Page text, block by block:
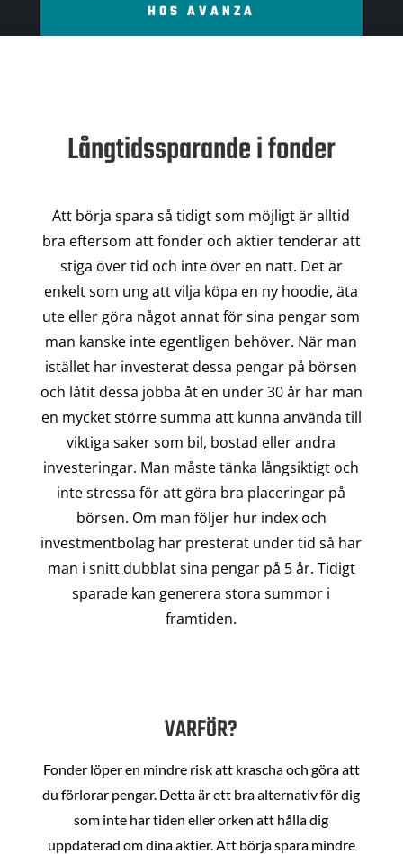
HOS AVANZA
Långtidssparande i fonder
Att börja spara så tidigt som möjligt är alltid
bra eftersom att fonder och aktier tenderar att
stiga över tid och inte över en natt. Det är
enkelt som ung att vilja köpa en ny hoodie, äta
ute eller göra något annat för sina pengar som
man kanske inte egentligen behöver. När man
istället har investerat dessa pengar på börsen
och låtit dessa jobba åt en under 30 år har man
en mycket större summa att kunna använda till
viktiga saker som bil, bostad eller andra
investeringar. Man måste tänka långsiktigt och
inte stressa för att göra bra placeringar på
börsen. Om man följer hur index och
investmentbolag har presterat under tid så har
man i snitt dubblat sina pengar på 5 år. Tidigt
sparade kan generera stora summor i
framtiden.
VARFÖR?
Fonder löper en mindre risk att krascha och göra att
du förlorar pengar. Detta är ett bra alternativ för dig
som inte har tiden eller orken att hålla dig
uppdaterad om dina aktier. Att börja spara mindre